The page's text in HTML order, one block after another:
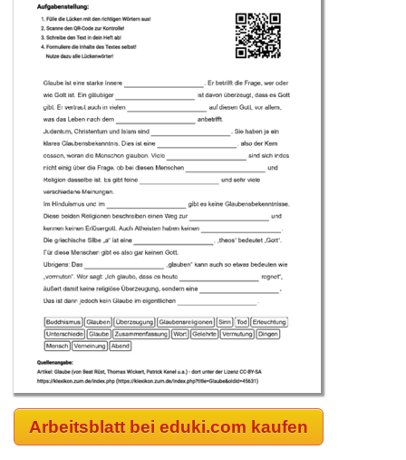
Arbeitsblatt bei eduki.com kaufen